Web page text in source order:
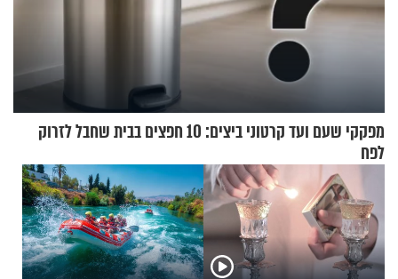
מפקקי שעם ועד קרטוני ביצים: 10 חפצים בבית שחבל לזרוק
לפח